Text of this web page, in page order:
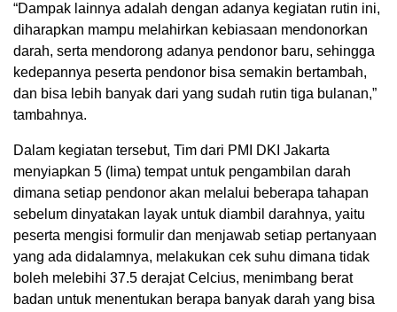
“Dampak lainnya adalah dengan adanya kegiatan rutin ini,
diharapkan mampu melahirkan kebiasaan mendonorkan
darah, serta mendorong adanya pendonor baru, sehingga
kedepannya peserta pendonor bisa semakin bertambah,
dan bisa lebih banyak dari yang sudah rutin tiga bulanan,”
tambahnya.
Dalam kegiatan tersebut, Tim dari PMI DKI Jakarta
menyiapkan 5 (lima) tempat untuk pengambilan darah
dimana setiap pendonor akan melalui beberapa tahapan
sebelum dinyatakan layak untuk diambil darahnya, yaitu
peserta mengisi formulir dan menjawab setiap pertanyaan
yang ada didalamnya, melakukan cek suhu dimana tidak
boleh melebihi 37.5 derajat Celcius, menimbang berat
badan untuk menentukan berapa banyak darah yang bisa